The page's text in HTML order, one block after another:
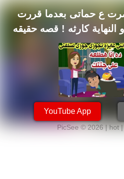
ع حماتى بعدما قررت
كارثه ! قصه حقيقه
بالفعل 3
YouTube App
PicSee © 2026 | hot